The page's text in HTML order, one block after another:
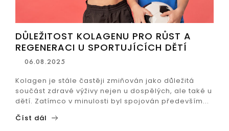
DŮLEŽITOST KOLAGENU PRO RŮST A
REGENERACI U SPORTUJÍCÍCH DĚTÍ
06.08.2025
Kolagen je stále častěji zmiňován jako důležitá
součást zdravé výživy nejen u dospělých, ale také u
dětí. Zatímco v minulosti byl spojován především...
Číst dál